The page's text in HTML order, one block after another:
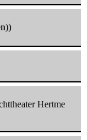
Hertme